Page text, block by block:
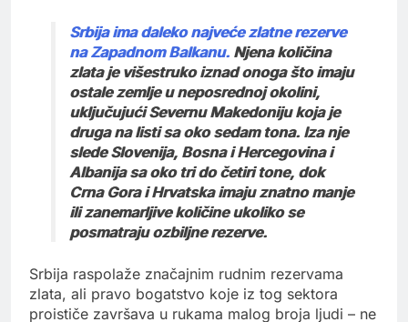
Srbija ima daleko najveće zlatne rezerve
na Zapadnom Balkanu. Njena količina
zlata je višestruko iznad onoga što imaju
ostale zemlje u neposrednoj okolini,
uključujući Severnu Makedoniju koja je
druga na listi sa oko sedam tona. Iza nje
slede Slovenija, Bosna i Hercegovina i
Albanija sa oko tri do četiri tone, dok
Crna Gora i Hrvatska imaju znatno manje
ili zanemarljive količine ukoliko se
posmatraju ozbiljne rezerve.
Srbija raspolaže značajnim rudnim rezervama
zlata, ali pravo bogatstvo koje iz tog sektora
proističe završava u rukama malog broja ljudi – ne